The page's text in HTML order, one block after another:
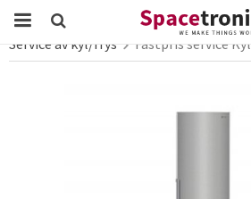
Startsida LG Service
Service av
Service av kyl/frys
Fastpris service